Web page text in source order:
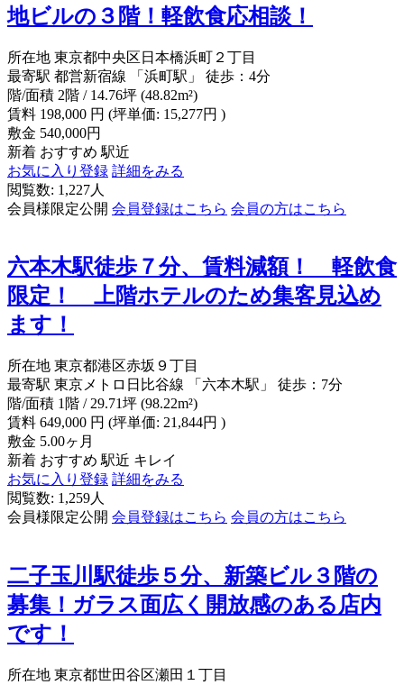
地ビルの３階！軽飲食応相談！
所在地 東京都中央区日本橋浜町２丁目
最寄駅 都営新宿線 「浜町駅」 徒歩：4分
階/面積 2階 / 14.76坪 (48.82m²)
賃料 198,000 円 (坪単価: 15,277円 )
敷金 540,000円
新着 おすすめ 駅近
お気に入り登録 詳細をみる
閲覧数: 1,227人
会員様限定公開 会員登録はこちら 会員の方はこちら
六本木駅徒歩７分、賃料減額！ 軽飲食
限定！ 上階ホテルのため集客見込め
ます！
所在地 東京都港区赤坂９丁目
最寄駅 東京メトロ日比谷線 「六本木駅」 徒歩：7分
階/面積 1階 / 29.71坪 (98.22m²)
賃料 649,000 円 (坪単価: 21,844円 )
敷金 5.00ヶ月
新着 おすすめ 駅近 キレイ
お気に入り登録 詳細をみる
閲覧数: 1,259人
会員様限定公開 会員登録はこちら 会員の方はこちら
二子玉川駅徒歩５分、新築ビル３階の
募集！ガラス面広く開放感のある店内
です！
所在地 東京都世田谷区瀬田１丁目